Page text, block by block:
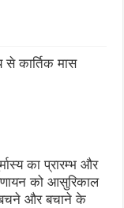
से कार्तिक मास
का प्रारम्भ और
को आसुरिकाल
बचने और बचाने के